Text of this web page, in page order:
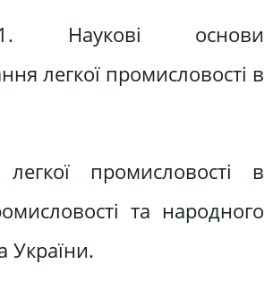
Наукові основи
легкої промисловості в
промисловості в
та народного
України.